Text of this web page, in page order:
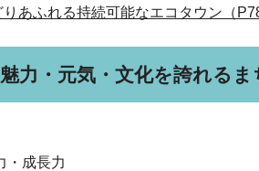
あふれる持続可能なエコタウン（
力・元気・文化を誇れるま
成長力